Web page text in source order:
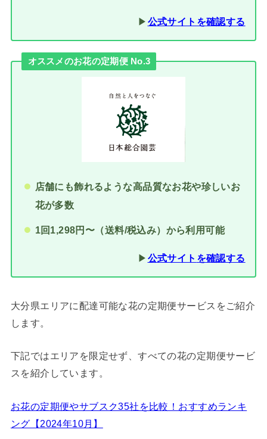
▶︎ 公式サイトを確認する
オススメのお花の定期便 No.3
店舗にも飾れるような高品質なお花や珍しいお
花が多数
1回1,298円〜（送料/税込み）から利用可能
▶︎ 公式サイト を確認する
大分県エリアに配達可能な花の定期便サービスをご紹介
します。
下記ではエリアを限定せず、すべての花の定期便サービ
スを紹介しています。
お花の定期便やサブスク35社を比較！おすすめランキ
ング【2024年10月】